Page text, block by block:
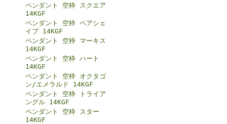
ペンダント 空枠 スクエア
14KGF
ペンダント 空枠 ペアシェ
イプ 14KGF
ペンダント 空枠 マーキス
14KGF
ペンダント 空枠 ハート
14KGF
ペンダント 空枠 オクタゴ
ン/エメラルド 14KGF
ペンダント 空枠 トライア
ングル 14KGF
ペンダント 空枠 スター
14KGF